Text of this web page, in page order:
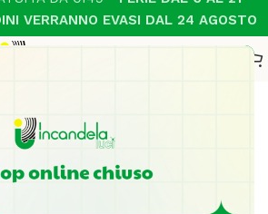
VERRANNO EVASI DAL 24 AGOSTO